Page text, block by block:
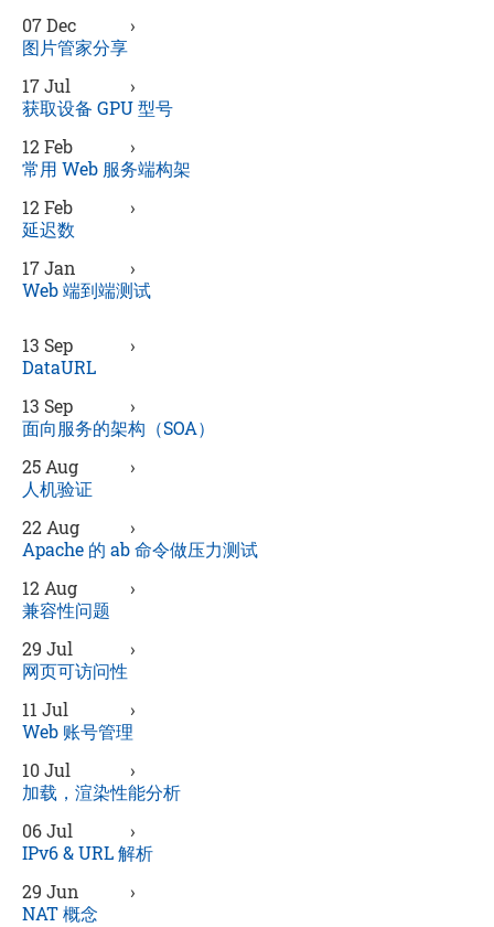
07 Dec
›
图片管家分享
17 Jul
›
获取设备 GPU 型号
12 Feb
›
常用 Web 服务端构架
12 Feb
›
延迟数
17 Jan
›
Web 端到端测试
13 Sep
›
DataURL
13 Sep
›
面向服务的架构（SOA）
25 Aug
›
人机验证
22 Aug
›
Apache 的 ab 命令做压力测试
12 Aug
›
兼容性问题
29 Jul
›
网页可访问性
11 Jul
›
Web 账号管理
10 Jul
›
加载，渲染性能分析
06 Jul
›
IPv6 & URL 解析
29 Jun
›
NAT 概念